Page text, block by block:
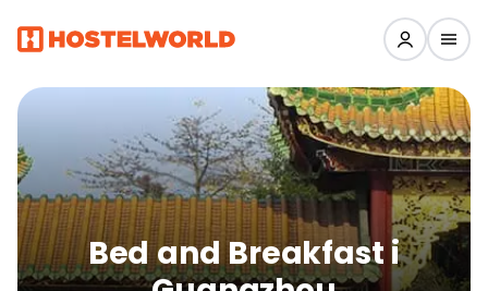
Bed and Breakfast i